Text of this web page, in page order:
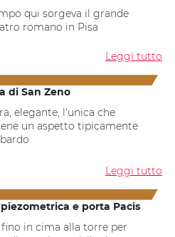
qui sorgeva il grande
romano in Pisa
Leggi tutto
di San Zeno
elegante, l'unica che
un aspetto tipicamente
Leggi tutto
piezometrica e porta Pacis
in cima alla torre per